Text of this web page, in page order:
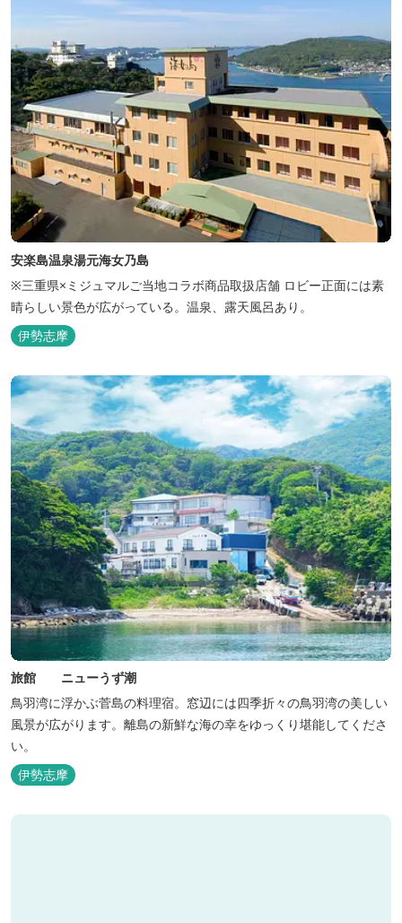
安楽島温泉湯元海女乃島
※三重県×ミジュマルご当地コラボ商品取扱店舗 ロビー正面には素
晴らしい景色が広がっている。温泉、露天風呂あり。
伊勢志摩
旅館 ニューうず潮
鳥羽湾に浮かぶ菅島の料理宿。窓辺には四季折々の鳥羽湾の美しい
風景が広がります。離島の新鮮な海の幸をゆっくり堪能してくださ
い。
伊勢志摩